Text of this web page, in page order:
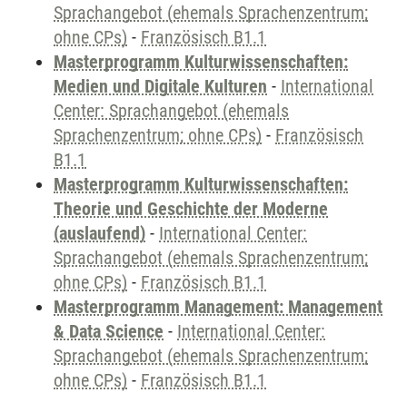
Sprachangebot (ehemals Sprachenzentrum;
ohne CPs) - Französisch B1.1
Masterprogramm Kulturwissenschaften:
Medien und Digitale Kulturen - International
Center: Sprachangebot (ehemals
Sprachenzentrum; ohne CPs) - Französisch
B1.1
Masterprogramm Kulturwissenschaften:
Theorie und Geschichte der Moderne
(auslaufend) - International Center:
Sprachangebot (ehemals Sprachenzentrum;
ohne CPs) - Französisch B1.1
Masterprogramm Management: Management
& Data Science - International Center:
Sprachangebot (ehemals Sprachenzentrum;
ohne CPs) - Französisch B1.1